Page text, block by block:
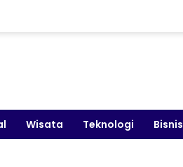
Wisata Teknologi Bisnis